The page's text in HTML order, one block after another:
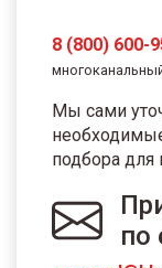
8 (800) 600-
Мы сами
подбора для
по